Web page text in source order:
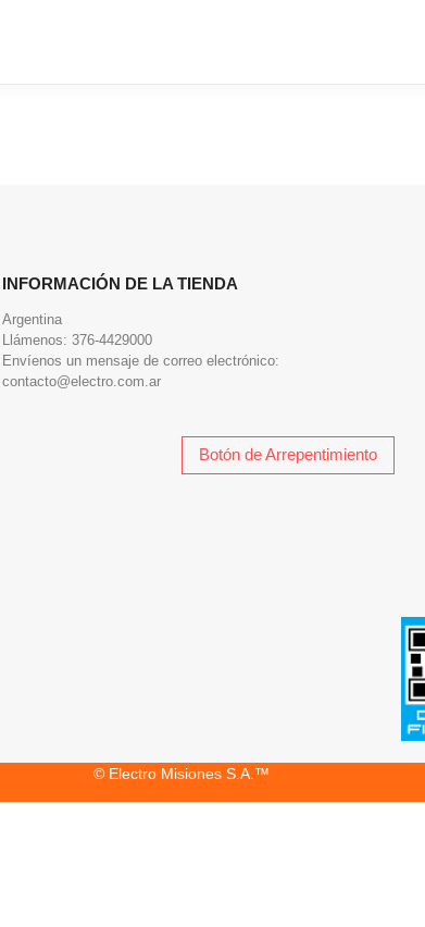
INFORMACIÓN DE LA TIENDA
Argentina
Llámenos: 376-4429000
Envíenos un mensaje de correo electrónico:
contacto@electro.com.ar
Botón de Arrepentimiento
© Electro Misiones S.A.™